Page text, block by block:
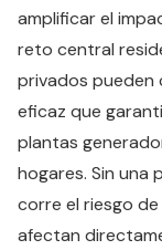
amplificar el
reto central
privados pueden
eficaz que
plantas
hogares. Sin una
corre el riesgo
afectan